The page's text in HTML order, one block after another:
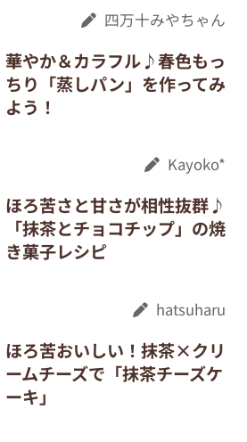
四万十みやちゃん
華やか＆カラフル♪春色もっ
ちり「蒸しパン」を作ってみ
よう！
Kayoko*
ほろ苦さと甘さが相性抜群♪
「抹茶とチョコチップ」の焼
き菓子レシピ
hatsuharu
ほろ苦おいしい！抹茶×クリ
ームチーズで「抹茶チーズケ
ーキ」